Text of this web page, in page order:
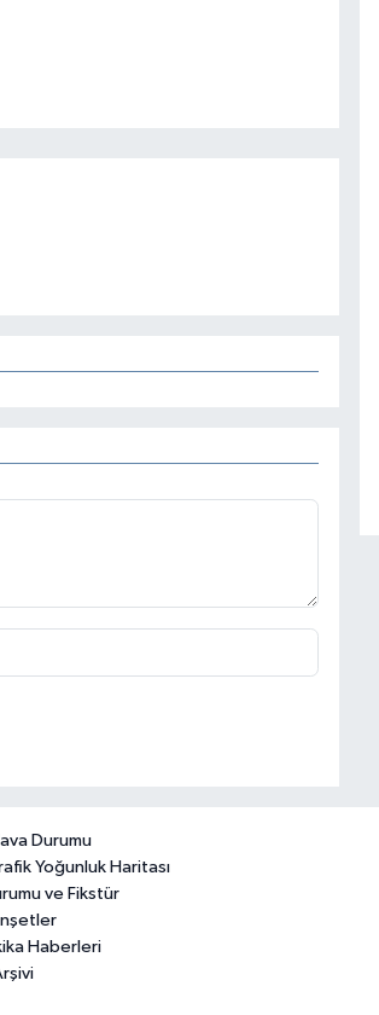
Durumu
Yoğunluk Haritası
ve Fikstür
Haberleri